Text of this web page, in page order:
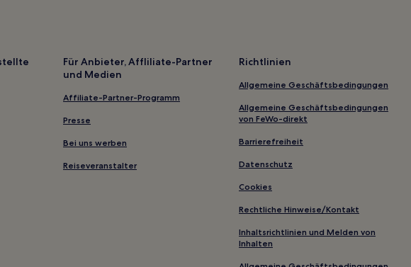
Günstige in Butler
Lgbtqia-Freundliche in Chambersburg
Familien in Harrisburg
Günstige in Pennsylvania
Familien in Seven Springs
Hotels nahe Seven Springs Mountain Resort
Für Anbieter, Affliliate-Partner
und Medien
Affiliate-Partner-Programm
Presse
Bei uns werben
Reiseveranstalter
Richtlinien
Allgemeine Geschäftsbedingungen
Allgemeine Geschäftsbedingungen
von FeWo-direkt
Barrierefreiheit
Datenschutz
Cookies
Rechtliche Hinweise/Kontakt
Inhaltsrichtlinien und Melden von
Inhalten